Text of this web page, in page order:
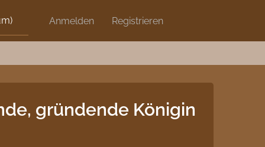
Anmelden Registrieren
Discord Artikel Blog
gründende Königin